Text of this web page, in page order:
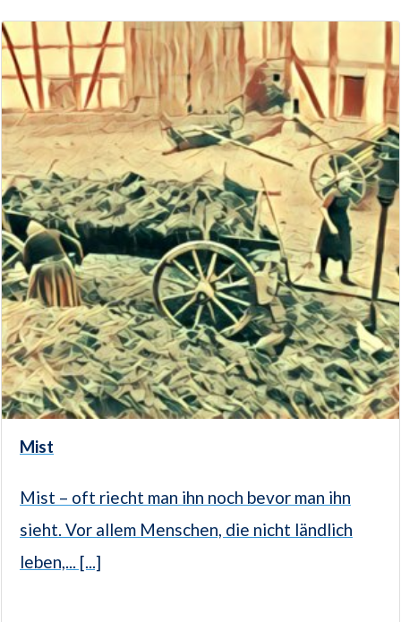
Mist
Mist – oft riecht man ihn noch bevor man ihn
sieht. Vor allem Menschen, die nicht ländlich
leben,... [...]